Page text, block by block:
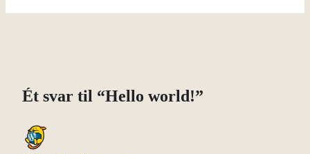
Ét svar til “Hello world!”